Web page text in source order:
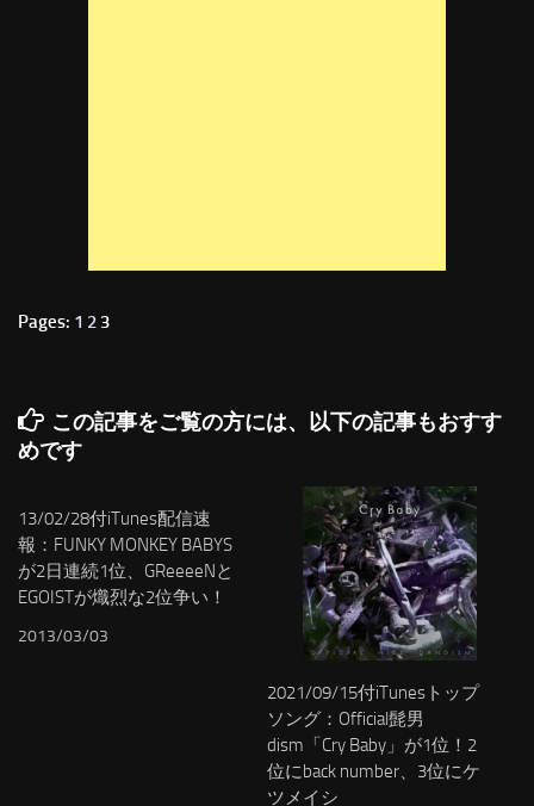
Pages: 1 2 3
この記事をご覧の方には、以下の記事もおすす
めです
13/02/28付iTunes配信速
報：FUNKY MONKEY BABYS
が2日連続1位、GReeeeNと
EGOISTが熾烈な2位争い！
2013/03/03
2021/09/15付iTunesトップ
ソング：Official髭男
dism「Cry Baby」が1位！2
位にback number、3位にケ
ツメイシ